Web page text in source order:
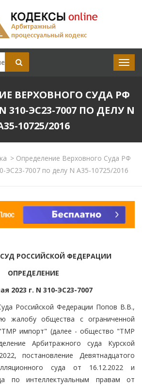
ВЕРХОВНОГО СУДА РФ
310-ЭС23-7007 ПО ДЕЛУ N
10725/2016
>Определение Верховного Суда РФ
ЭС23-7007 по делу N А35-10725/2016
РОССИЙСКОЙ ФЕДЕРАЦИИ
ОПРЕДЕЛЕНИЕ
2023 г. N 310-ЭС23-7007
Российской Федерации Попов В.В.,
жалобу общества с ограниченной
импорт" (далее - общество "ТМР
Арбитражного суда Курской
постановление Девятнадцатого
суда от 16.12.2022 и
по интеллектуальным правам от